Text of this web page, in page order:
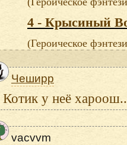
4 - Крысиный
(Героическое
Чеширр
Котик у неё
vacvvm